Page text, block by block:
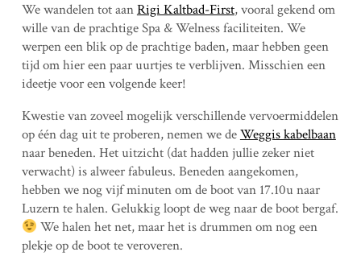
We wandelen tot aanRigi Kaltbad-First, vooral gekend om
wille van de prachtige Spa & Welness faciliteiten. We
werpen een blik op de prachtige baden, maar hebben geen
tijd om hier een paar uurtjes te verblijven. Misschien een
ideetje voor een volgende keer!
Kwestie van zoveel mogelijk verschillende vervoermiddelen
op één dag uit te proberen, nemen we deWeggis kabelbaan
naar beneden. Het uitzicht (dat hadden jullie zeker niet
verwacht) is alweer fabuleus. Beneden aangekomen,
hebben we nog vijf minuten om de boot van 17.10u naar
Luzern te halen. Gelukkig loopt de weg naar de boot bergaf.
We halen het net, maar het is drummen om nog een
plekje op de boot te veroveren.